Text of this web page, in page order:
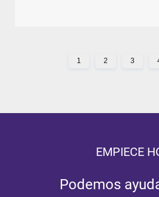
1 2 3
EMPIECE
Podemos